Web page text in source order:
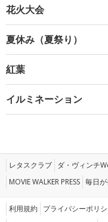
花火大会
夏休み（夏祭り）
紅葉
イルミネーション
レタスクラブ ダ・ヴィンチ
MOVIE WALKER PRESS 毎日
利用規約 プライバシーポリ